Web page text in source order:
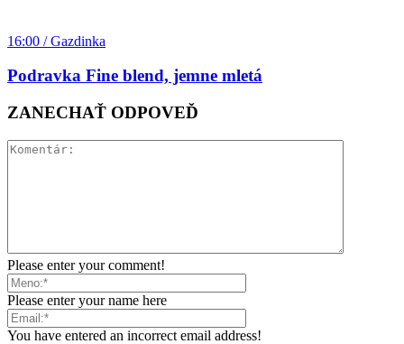
16:00 / Gazdinka
Podravka Fine blend, jemne mletá
ZANECHAŤ ODPOVEĎ
Please enter your comment!
Please enter your name here
You have entered an incorrect email address!